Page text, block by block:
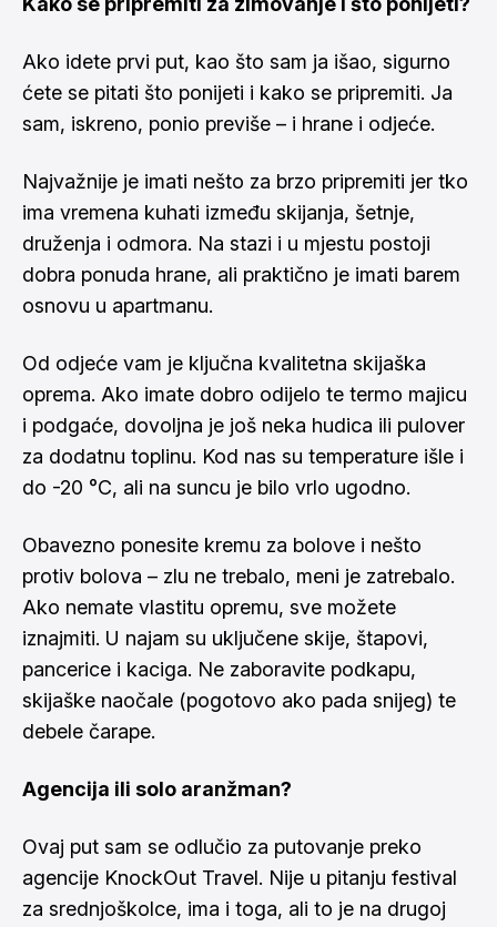
Ako idete prvi put, kao što sam ja išao, sigurno
ćete se pitati što ponijeti i kako se pripremiti. Ja
sam, iskreno, ponio previše – i hrane i odjeće.
Najvažnije je imati nešto za brzo pripremiti jer tko
ima vremena kuhati između skijanja, šetnje,
druženja i odmora. Na stazi i u mjestu postoji
dobra ponuda hrane, ali praktično je imati barem
osnovu u apartmanu.
Od odjeće vam je ključna kvalitetna skijaška
oprema. Ako imate dobro odijelo te termo majicu
i podgaće, dovoljna je još neka hudica ili pulover
za dodatnu toplinu. Kod nas su temperature išle i
do -20 °C, ali na suncu je bilo vrlo ugodno.
Obavezno ponesite kremu za bolove i nešto
protiv bolova – zlu ne trebalo, meni je zatrebalo.
Ako nemate vlastitu opremu, sve možete
iznajmiti. U najam su uključene skije, štapovi,
pancerice i kaciga. Ne zaboravite podkapu,
skijaške naočale (pogotovo ako pada snijeg) te
debele čarape.
Agencija ili solo aranžman?
Ovaj put sam se odlučio za putovanje preko
agencije KnockOut Travel. Nije u pitanju festival
za srednjoškolce, ima i toga, ali to je na drugoj